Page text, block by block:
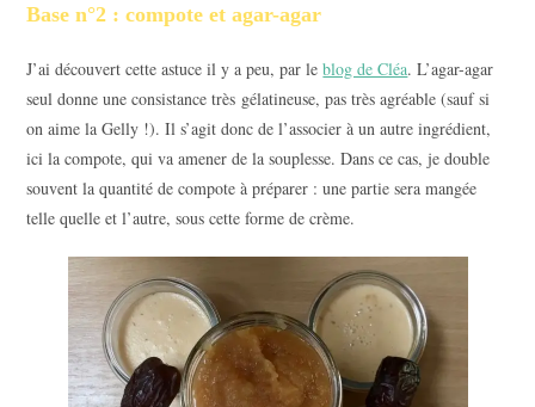
Base n°2 : compote et agar-agar
J’ai découvert cette astuce il y a peu, par leblog de Cléa. L’agar-agar
seul donne une consistance très gélatineuse, pas très agréable (sauf si
on aime la Gelly !). Il s’agit donc de l’associer à un autre ingrédient,
ici la compote, qui va amener de la souplesse. Dans ce cas, je double
souvent la quantité de compote à préparer : une partie sera mangée
telle quelle et l’autre, sous cette forme de crème.